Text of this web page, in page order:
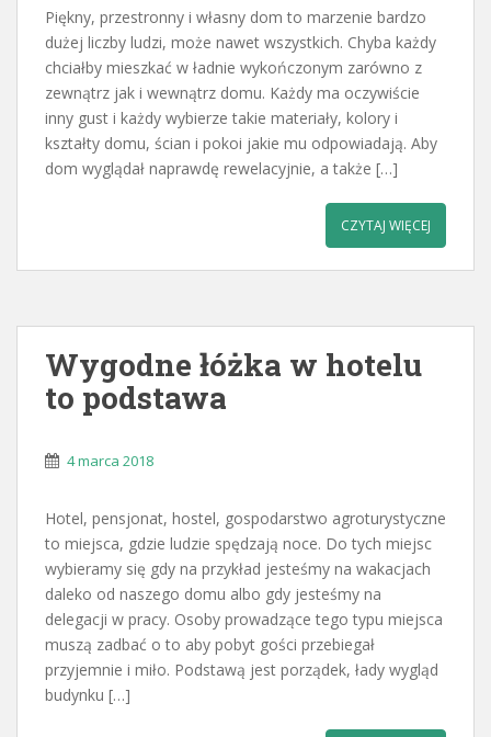
Piękny, przestronny i własny dom to marzenie bardzo
dużej liczby ludzi, może nawet wszystkich. Chyba każdy
chciałby mieszkać w ładnie wykończonym zarówno z
zewnątrz jak i wewnątrz domu. Każdy ma oczywiście
inny gust i każdy wybierze takie materiały, kolory i
kształty domu, ścian i pokoi jakie mu odpowiadają. Aby
dom wyglądał naprawdę rewelacyjnie, a także […]
CZYTAJ WIĘCEJ
Wygodne łóżka w hotelu
to podstawa
4 marca 2018
Hotel, pensjonat, hostel, gospodarstwo agroturystyczne
to miejsca, gdzie ludzie spędzają noce. Do tych miejsc
wybieramy się gdy na przykład jesteśmy na wakacjach
daleko od naszego domu albo gdy jesteśmy na
delegacji w pracy. Osoby prowadzące tego typu miejsca
muszą zadbać o to aby pobyt gości przebiegał
przyjemnie i miło. Podstawą jest porządek, łady wygląd
budynku […]